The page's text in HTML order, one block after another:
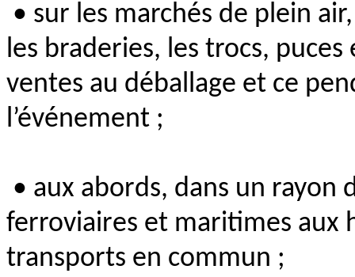
• sur les marchés de plein
les braderies, les trocs,
ventes au déballage et ce
l’événement ;
• aux abords, dans un rayon
ferroviaires et maritimes aux
transports en commun ;